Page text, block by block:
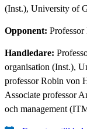
(Inst.), University of
Opponent:
Handledare:
organisation (Inst.),
professor Robin von
Associate professor
och management